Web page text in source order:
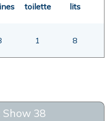
toilette lits
1 8
Show 38